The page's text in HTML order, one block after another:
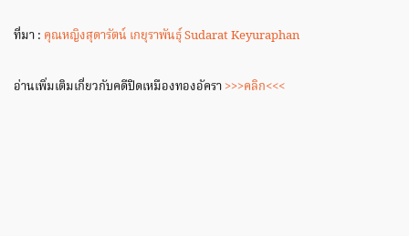
ที่มา : คุณหญิงสุดารัตน์ เกยุราพันธุ์ Sudarat Keyuraphan
อ่านเพิ่มเติมเกี่ยวกับคดีปิดเหมืองทองอัครา>>>คลิก<<<